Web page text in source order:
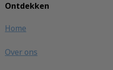
Ontdekken
Home
Over ons